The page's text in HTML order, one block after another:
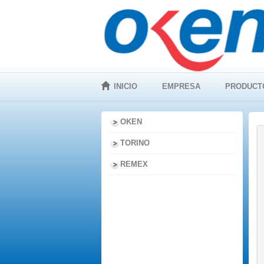
INICIO EMPRESA
OKEN
TORINO
REMEX